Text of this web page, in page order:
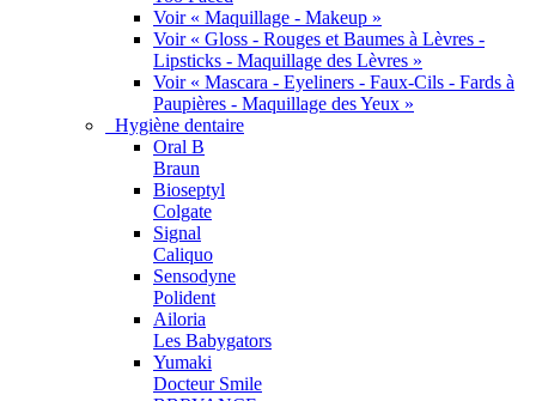
Voir « Maquillage - Makeup »
Voir « Gloss - Rouges et Baumes à Lèvres -
Lipsticks - Maquillage des Lèvres »
Voir « Mascara - Eyeliners - Faux-Cils - Fards à
Paupières - Maquillage des Yeux »
Hygiène dentaire
Oral B
Braun
Bioseptyl
Colgate
Signal
Caliquo
Sensodyne
Polident
Ailoria
Les Babygators
Yumaki
Docteur Smile